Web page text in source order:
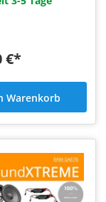
€*
Warenkorb